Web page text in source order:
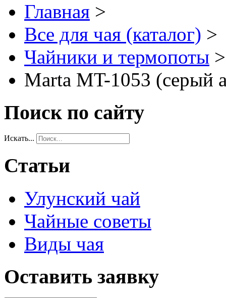
Главная >
Все для чая (каталог) >
Чайники и термопоты >
Marta MT-1053 (серый
Поиск по сайту
Искать...
Статьи
Улунский чай
Чайные советы
Виды чая
Оставить заявку